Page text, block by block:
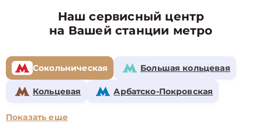
Наш сервисный центр
на Вашей станции метро
Сокольническая Большая кольцевая
Кольцевая Арбатско-Покровская
Показать еще